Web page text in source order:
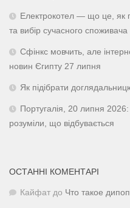
Електрокотел — що це, як
та вибір сучасного споживача
Сфінкс мовчить, але
новин Єгипту 27 липня
Як підібрати
Португалія, 20 липня
розуміли, що відбувається
ОСТАННІ КОМЕНТАРІ
Кайфат до Что такое